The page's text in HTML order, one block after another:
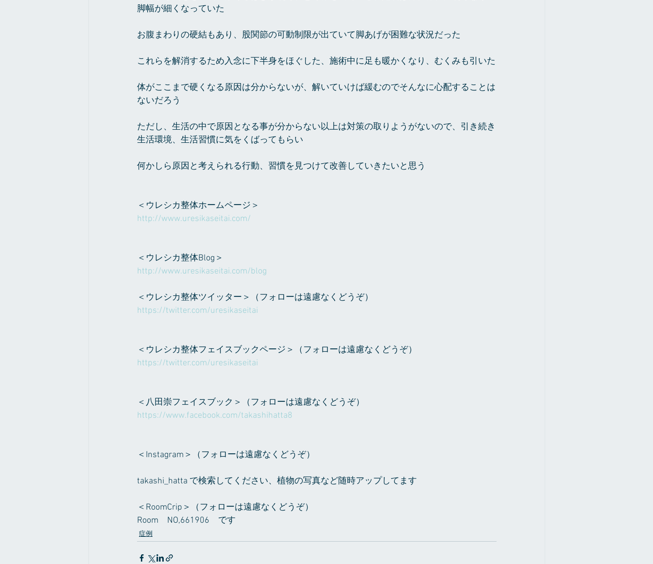
脚幅が細くなっていた
お腹まわりの硬結もあり、股関節の可動制限が出ていて脚あげが困難な状況だった
これらを解消するため入念に下半身をほぐした、施術中に足も暖かくなり、むくみも引いた
体がここまで硬くなる原因は分からないが、解いていけば緩むのでそんなに心配することは
ないだろう
ただし、生活の中で原因となる事が分からない以上は対策の取りようがないので、引き続き
生活環境、生活習慣に気をくばってもらい
何かしら原因と考えられる行動、習慣を見つけて改善していきたいと思う
＜ウレシカ整体ホームページ＞
http://www.uresikaseitai.com/
＜ウレシカ整体Blog＞
http://www.uresikaseitai.com/blog
＜ウレシカ整体ツイッター＞（フォローは遠慮なくどうぞ）
https://twitter.com/uresikaseitai
＜ウレシカ整体フェイスブックページ＞（フォローは遠慮なくどうぞ）
https://twitter.com/uresikaseitai
＜八田崇フェイスブック＞（フォローは遠慮なくどうぞ）
https://www.facebook.com/takashihatta8
＜Instagram＞（フォローは遠慮なくどうぞ）
takashi_hatta で検索してください、植物の写真など随時アップしてます
＜RoomCrip＞（フォローは遠慮なくどうぞ）
Room　NO,661906　です
症例